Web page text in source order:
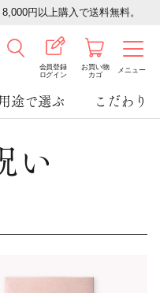
円以上購入で送料無料。
会員登録
ログイン
お買い物
カゴ
メニュー
途で選ぶ こだわり
い